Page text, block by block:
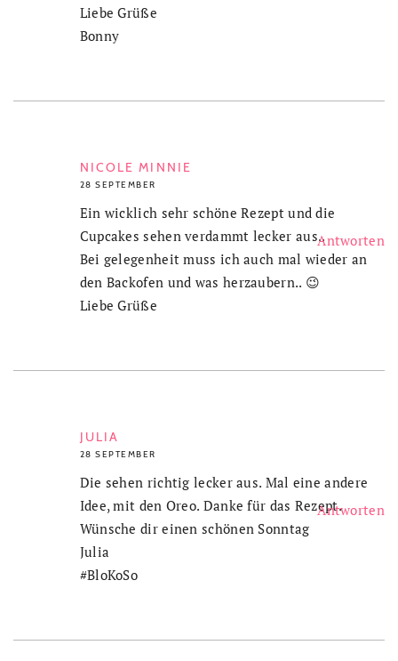
Liebe Grüße
Bonny
NICOLE MINNIE
28 SEPTEMBER
Ein wicklich sehr schöne Rezept und die
Cupcakes sehen verdammt lecker aus..
Bei gelegenheit muss ich auch mal wieder an
den Backofen und was herzaubern.. 😉
Liebe Grüße
JULIA
28 SEPTEMBER
Antworten
Die sehen richtig lecker aus. Mal eine andere
Idee, mit den Oreo. Danke für das Rezept.
Wünsche dir einen schönen Sonntag
Julia
#‎BloKoSo‬
Antworten